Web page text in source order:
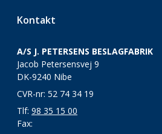
Kontakt
A/S J. PETERSENS BESLAGFABRIK
Jacob Petersensvej 9
DK-9240 Nibe
CVR-nr: 52 74 34 19
Tlf: 98 35 15 00
Fax: